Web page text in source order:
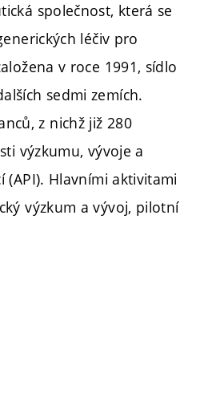
společnost, která se
léčiv pro
v roce 1991, sídlo
sedmi zemích.
z nichž již 280
výzkumu, vývoje a
Hlavními aktivitami
výzkum a vývoj, pilotní